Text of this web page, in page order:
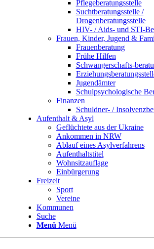
Pflegeberatungsstelle
Suchtberatungsstelle /
Drogenberatungsstelle
HIV- / Aids- und STI-
Frauen, Kinder, Jugend &
Frauenberatung
Frühe Hilfen
Schwangerschafts-
Jugendämter
Schulpsychologische
Finanzen
Schuldner- /
Aufenthalt & Asyl
Geflüchtete aus der Ukraine
Ankommen in NRW
Ablauf eines Asylverfahrens
Aufenthaltstitel
Wohnsitzauflage
Einbürgerung
Freizeit
Sport
Vereine
Kommunen
Suche
Menü Menü